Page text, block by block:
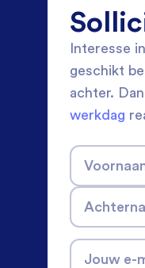
Interesse
geschikt
achter.
werkdag
Jouw e-